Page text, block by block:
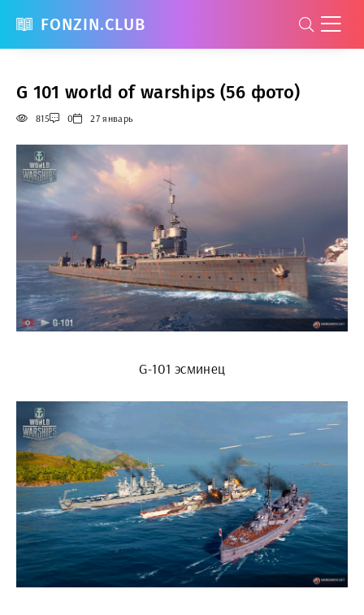
FONZIN.CLUB
G 101 world of warships (56 фото)
815 0 27 январь
G-101 эсминец